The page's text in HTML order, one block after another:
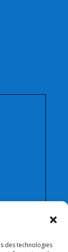
des technologies